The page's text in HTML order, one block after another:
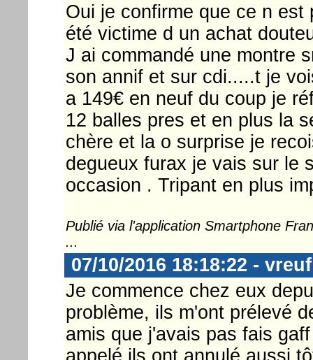
Oui je confirme que ce n
été victime d un achat
J ai commandé une montre
son annif et sur cdi.....t je
a 149€ en neuf du coup je
12 balles pres et en plus la
chère et la o surprise je
degueux furax je vais sur le
occasion . Tripant en plus
Publié via l'application Smartphone
...
07/10/2016 18:18:22 - vreuf
Je commence chez eux
problème, ils m'ont prélevé
amis que j'avais pas fais
appelé ils ont annulé aussi